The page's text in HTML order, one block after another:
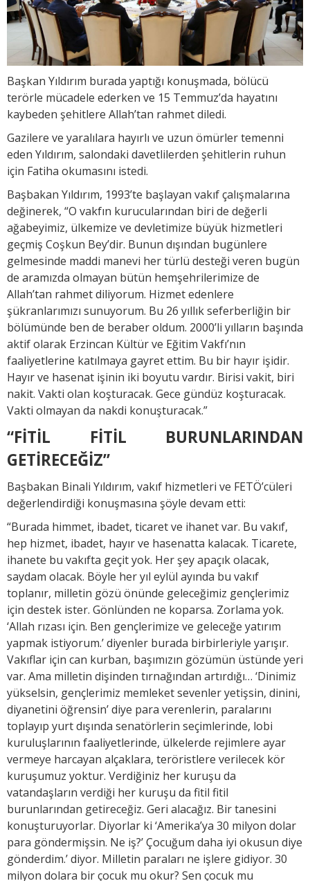
Başkan Yıldırım burada yaptığı konuşmada, bölücü
terörle mücadele ederken ve 15 Temmuz’da hayatını
kaybeden şehitlere Allah’tan rahmet diledi.
Gazilere ve yaralılara hayırlı ve uzun ömürler temenni
eden Yıldırım, salondaki davetlilerden şehitlerin ruhun
için Fatiha okumasını istedi.
Başbakan Yıldırım, 1993’te başlayan vakıf çalışmalarına
değinerek, “O vakfın kurucularından biri de değerli
ağabeyimiz, ülkemize ve devletimize büyük hizmetleri
geçmiş Coşkun Bey’dir. Bunun dışından bugünlere
gelmesinde maddi manevi her türlü desteği veren bugün
de aramızda olmayan bütün hemşehrilerimize de
Allah’tan rahmet diliyorum. Hizmet edenlere
şükranlarımızı sunuyorum. Bu 26 yıllık seferberliğin bir
bölümünde ben de beraber oldum. 2000’li yılların başında
aktif olarak Erzincan Kültür ve Eğitim Vakfı’nın
faaliyetlerine katılmaya gayret ettim. Bu bir hayır işidir.
Hayır ve hasenat işinin iki boyutu vardır. Birisi vakit, biri
nakit. Vakti olan koşturacak. Gece gündüz koşturacak.
Vakti olmayan da nakdi konuşturacak.”
“FİTİL FİTİL BURUNLARINDAN
GETİRECEĞİZ”
Başbakan Binali Yıldırım, vakıf hizmetleri ve FETÖ’cüleri
değerlendirdiği konuşmasına şöyle devam etti:
“Burada himmet, ibadet, ticaret ve ihanet var. Bu vakıf,
hep hizmet, ibadet, hayır ve hasenatta kalacak. Ticarete,
ihanete bu vakıfta geçit yok. Her şey apaçık olacak,
saydam olacak. Böyle her yıl eylül ayında bu vakıf
toplanır, milletin gözü önünde geleceğimiz gençlerimiz
için destek ister. Gönlünden ne koparsa. Zorlama yok.
‘Allah rızası için. Ben gençlerimize ve geleceğe yatırım
yapmak istiyorum.’ diyenler burada birbirleriyle yarışır.
Vakıflar için can kurban, başımızın gözümün üstünde yeri
var. Ama milletin dişinden tırnağından artırdığı… ‘Dinimiz
yükselsin, gençlerimiz memleket sevenler yetişsin, dinini,
diyanetini öğrensin’ diye para verenlerin, paralarını
toplayıp yurt dışında senatörlerin seçimlerinde, lobi
kuruluşlarının faaliyetlerinde, ülkelerde rejimlere ayar
vermeye harcayan alçaklara, teröristlere verilecek kör
kuruşumuz yoktur. Verdiğiniz her kuruşu da
vatandaşların verdiği her kuruşu da fitil fitil
burunlarından getireceğiz. Geri alacağız. Bir tanesini
konuşturuyorlar. Diyorlar ki ‘Amerika’ya 30 milyon dolar
para göndermişsin. Ne iş?’ Çocuğum daha iyi okusun diye
gönderdim.’ diyor. Milletin paraları ne işlere gidiyor. 30
milyon dolara bir çocuk mu okur? Sen çocuk mu